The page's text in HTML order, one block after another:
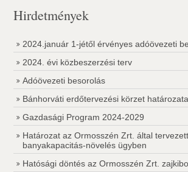
Hirdetmények
2024.január 1-jétől érvényes adóövezeti
2024. évi közbeszerzési terv
Adóövezeti besorolás
Bánhorváti erdőtervezési körzet határozata
Gazdasági Program 2024-2029
Határozat az Ormosszén Zrt. által tervezett
banyakapacitás-növelés ügyben
Hatósági döntés az Ormosszén Zrt.